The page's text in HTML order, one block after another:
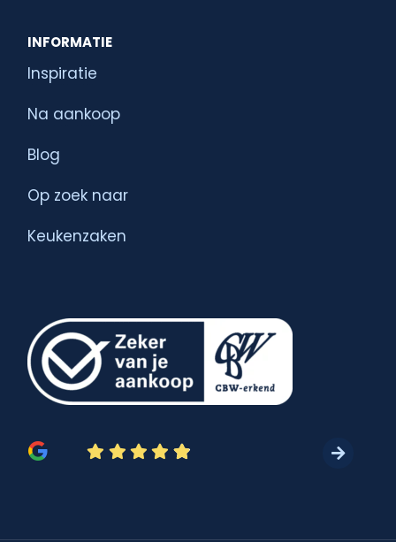
INFORMATIE
Inspiratie
Na aankoop
Blog
Op zoek naar
Keukenzaken